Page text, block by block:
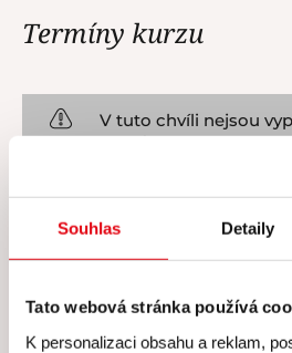
Souhlas Detaily
Tato webová stránka používá
K personalizaci obsahu a reklam,
Termíny kurzu
V tuto chvíli nejsou
termíny.
Cena všech kurzů